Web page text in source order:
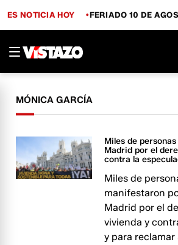
ES NOTICIA HOY FERIADO 10 DE
MÓNICA GARCÍA
Miles de
Madrid por el
contra la
Miles de
manifestaron
Madrid por el
vivienda y
y para